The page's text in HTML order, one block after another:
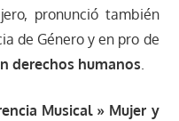
pronunció también
de Género y en pro de
derechos humanos.
Musical » Mujer y